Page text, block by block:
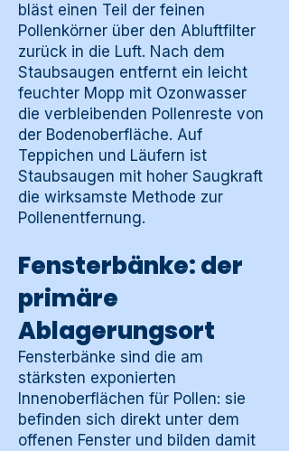
bläst einen Teil der feinen
Pollenkörner über den Abluftfilter
zurück in die Luft. Nach dem
Staubsaugen entfernt ein leicht
feuchter Mopp mit Ozonwasser
die verbleibenden Pollenreste von
der Bodenoberfläche. Auf
Teppichen und Läufern ist
Staubsaugen mit hoher Saugkraft
die wirksamste Methode zur
Pollenentfernung.
Fensterbänke: der
primäre
Ablagerungsort
Fensterbänke sind die am
stärksten exponierten
Innenoberflächen für Pollen: sie
befinden sich direkt unter dem
offenen Fenster und bilden damit